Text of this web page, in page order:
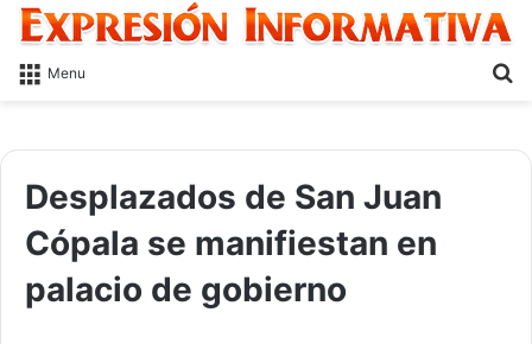
Menu
Desplazados de San Juan
Cópala se manifiestan en
palacio de gobierno